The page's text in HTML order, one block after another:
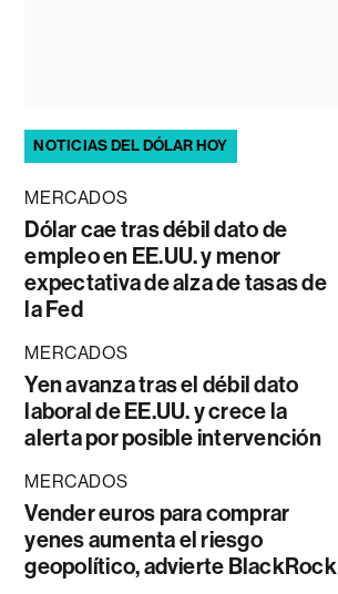
NOTICIAS DEL DÓLAR HOY
MERCADOS
Dólar cae tras débil dato de
empleo en EE.UU. y menor
expectativa de alza de tasas de
la Fed
MERCADOS
Yen avanza tras el débil dato
laboral de EE.UU. y crece la
alerta por posible intervención
MERCADOS
Vender euros para comprar
yenes aumenta el riesgo
geopolítico, advierte BlackRock